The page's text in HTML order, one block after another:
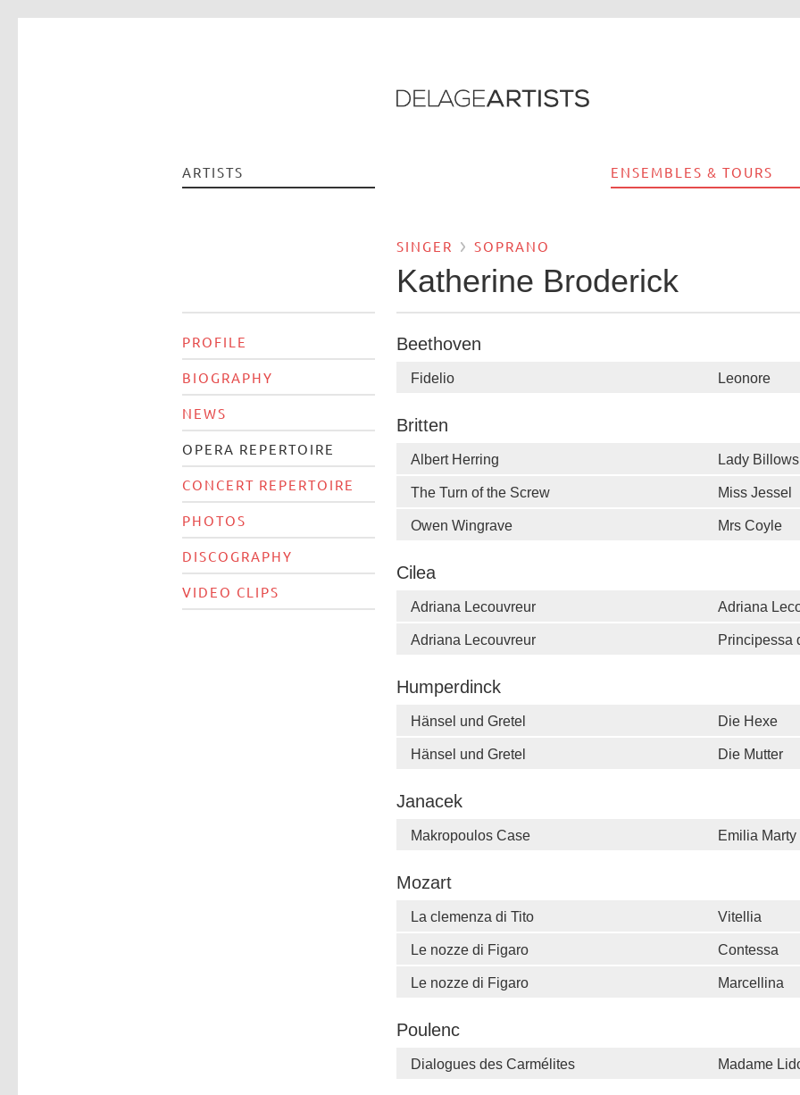
ARTISTS ENSEMBLES & TOURS
SINGER SOPRANO
Katherine Broderick
PROFILE
BIOGRAPHY
NEWS
OPERA REPERTOIRE
CONCERT REPERTOIRE
PHOTOS
DISCOGRAPHY
VIDEO CLIPS
Beethoven
Fidelio Leonore
Britten
Albert Herring Lady Billows
The Turn of the Screw Miss Jessel
Owen Wingrave Mrs Coyle
Cilea
Adriana Lecouvreur Adriana
Adriana Lecouvreur Principessa
Humperdinck
Hänsel und Gretel Die Hexe
Hänsel und Gretel Die Mutter
Janacek
Makropoulos Case Emilia Marty
Mozart
La clemenza di Tito Vitellia
Le nozze di Figaro Contessa
Le nozze di Figaro Marcellina
Poulenc
Dialogues des Carmélites Madame